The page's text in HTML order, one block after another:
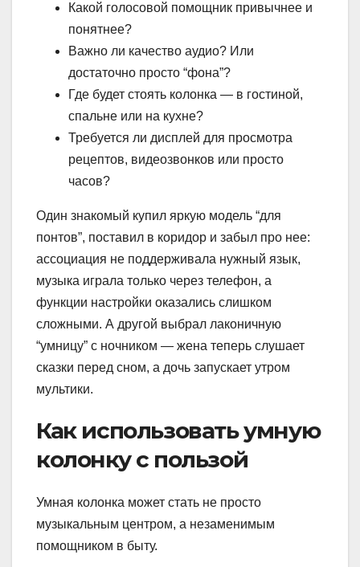
Какой голосовой помощник привычнее и
понятнее?
Важно ли качество аудио? Или
достаточно просто “фона”?
Где будет стоять колонка — в гостиной,
спальне или на кухне?
Требуется ли дисплей для просмотра
рецептов, видеозвонков или просто
часов?
Один знакомый купил яркую модель “для
понтов”, поставил в коридор и забыл про нее:
ассоциация не поддерживала нужный язык,
музыка играла только через телефон, а
функции настройки оказались слишком
сложными. А другой выбрал лаконичную
“умницу” с ночником — жена теперь слушает
сказки перед сном, а дочь запускает утром
мультики.
Как использовать умную
колонку с пользой
Умная колонка может стать не просто
музыкальным центром, а незаменимым
помощником в быту.